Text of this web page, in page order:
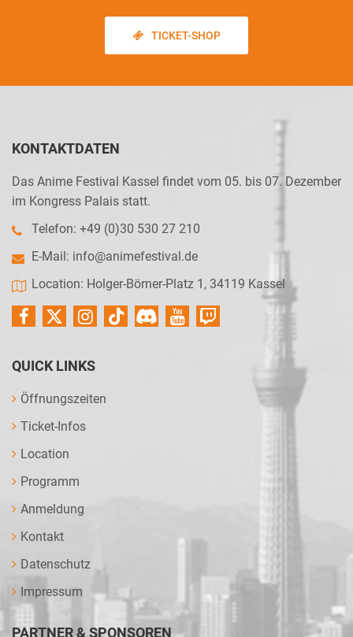
TICKET-SHOP
KONTAKTDATEN
Das Anime Festival Kassel findet vom 05. bis 07. Dezember
im Kongress Palais statt.
Telefon: +49 (0)30 530 27 210
E-Mail: info@animefestival.de
Location: Holger-Börner-Platz 1, 34119 Kassel
QUICK LINKS
Öffnungszeiten
Ticket-Infos
Location
Programm
Anmeldung
Kontakt
Datenschutz
Impressum
PARTNER & SPONSOREN